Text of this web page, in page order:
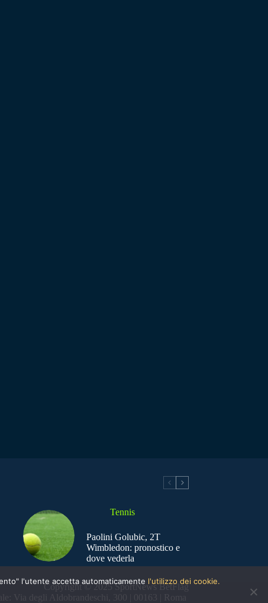
Tennis
Paolini Golubic, 2T
Wimbledon: pronostico e
dove vederla
Copyright © 2025 SportNews BetFlag
Via degli Aldobrandeschi, 300 | 00163 | Roma
l'utente accetta automaticamente l'utilizzo dei cookie.